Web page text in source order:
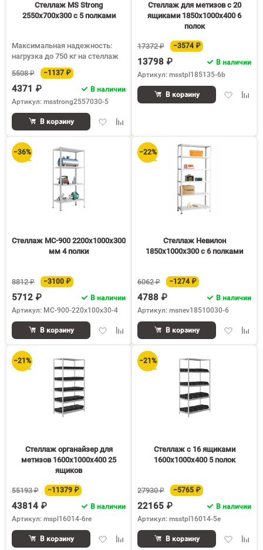
Стеллаж MS Strong
2550х700х300 c 5 полками
Максимальная надежность:
нагрузка до 750 кг на стеллаж
5508 ₽
−1137 ₽
4371 ₽
В наличии
Артикул: msstrong2557030-5
ДобавитьДобавить
сравнению
В корзину
Стеллаж для метизов с 20
ящиками 1850х1000х400 6
полок
17372 ₽ −3574 ₽
13798 ₽
В наличии
Артикул: msstpl185135-6b
Добавить
В корзину
−36%
Стеллаж МС-900 2200х1000х300
мм 4 полки
8812 ₽ −3100 ₽
5712 ₽
В наличии
Артикул: МС-900-220х100х30-4
ДобавитьДобавить
сравнению
В корзину
−22%
Стеллаж Невилон
1850х1000х300 c 6 полками
6062 ₽ −1274 ₽
4788 ₽
В наличии
Артикул: msnev18510030-6
Добавить
В корзину
−21%
Стеллаж органайзер для
метизов 1600х1000х400 25
ящиков
55193 ₽ −11379 ₽
43814 ₽
В наличии
Артикул: mspl16014-6re
ДобавитьДобавить
В корзину
−21%
Стеллаж с 16 ящиками
1600х1000х400 5 полок
27930 ₽ −5765 ₽
22165 ₽
В наличии
Артикул: msstpl16014-5e
Добавить
В корзину